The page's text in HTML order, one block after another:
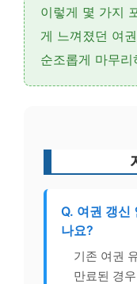
이렇게 몇 가지
게 느껴졌던 여
순조롭게 마무
Q. 여권 갱신
나요?
기존 여권
만료된 경